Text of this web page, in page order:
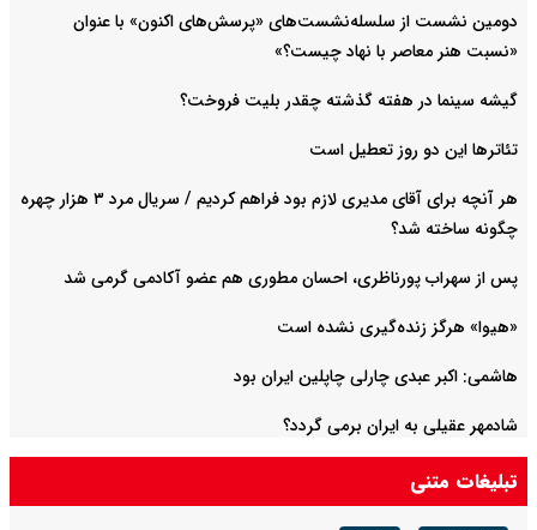
دومین نشست از سلسله‌نشست‌های «پرسش‌های اکنون» با عنوان
«نسبت هنر معاصر با نهاد چیست؟»
گیشه سینما در هفته گذشته چقدر بلیت فروخت؟
تئاترها این دو روز تعطیل است
هر آنچه برای آقای مدیری لازم بود فراهم کردیم / سریال مرد ۳ هزار چهره
چگونه ساخته شد؟
پس از سهراب پورناظری، احسان مطوری هم عضو آکادمی گرمی شد
«هیوا» هرگز زنده‌گیری نشده است
هاشمی: اکبر عبدی چارلی چاپلین ایران بود
شادمهر عقیلی به ایران برمی گردد؟
تبلیغات متنی